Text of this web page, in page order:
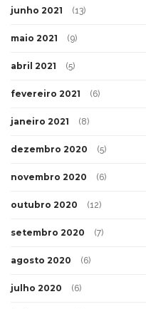
junho 2021 (13)
maio 2021 (9)
abril 2021 (5)
fevereiro 2021 (6)
janeiro 2021 (8)
dezembro 2020 (5)
novembro 2020 (6)
outubro 2020 (12)
setembro 2020 (7)
agosto 2020 (6)
julho 2020 (6)